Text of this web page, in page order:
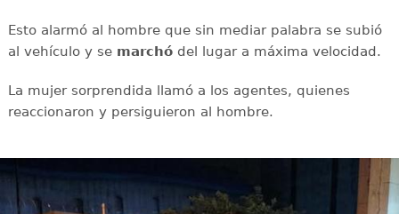
Esto alarmó al hombre que sin mediar palabra se subió
al vehículo y se marchódel lugar a máxima velocidad.
La mujer sorprendida llamó a los agentes, quienes
reaccionaron y persiguieron al hombre.